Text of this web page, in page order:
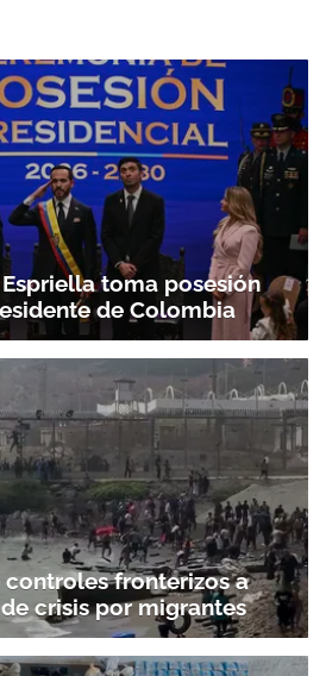
toma posesión
de Colombia
controles fronterizos a
crisis por migrantes